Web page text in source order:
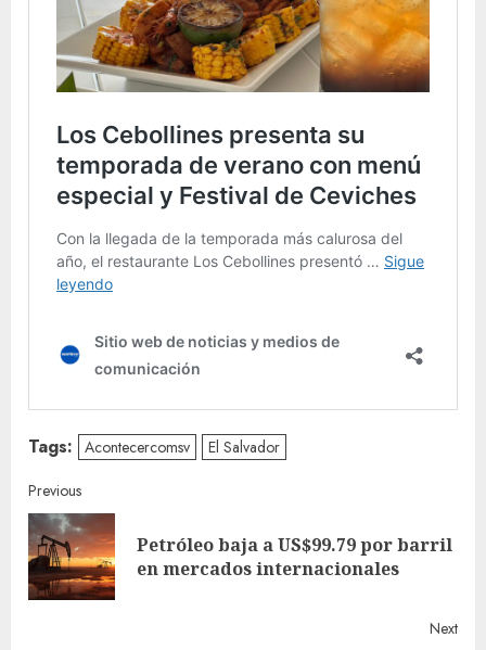
Tags: Acontecercomsv El Salvador
Continue
Reading
Previous
Petróleo baja a US$99.79 por barril
en mercados internacionales
Next